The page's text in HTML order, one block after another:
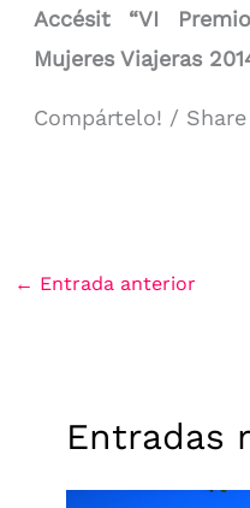
Accésit
“VI
Mujeres Viajeras
Compártelo! /
← Entrada anterior
Entradas